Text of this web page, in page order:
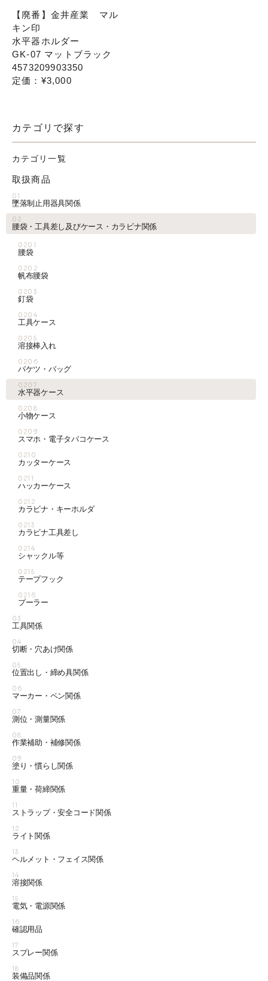
【廃番】金井産業 マル
キン印
水平器ホルダー
GK-07 マットブラック
4573209903350
定価：¥3,000
カテゴリで探す
カテゴリ一覧
取扱商品
01
墜落制止用器具関係
02
腰袋・工具差し及びケース・カラビナ関係
0201
腰袋
0202
帆布腰袋
0203
釘袋
0204
工具ケース
0205
溶接棒入れ
0206
バケツ・バッグ
0207
水平器ケース
0208
小物ケース
0209
スマホ・電子タバコケース
0210
カッターケース
0211
ハッカーケース
0212
カラビナ・キーホルダ
0213
カラビナ工具差し
0214
シャックル等
0215
テープフック
0216
プーラー
03
工具関係
04
切断・穴あけ関係
05
位置出し・締め具関係
06
マーカー・ペン関係
07
測位・測量関係
08
作業補助・補修関係
09
塗り・慣らし関係
10
重量・荷締関係
11
ストラップ・安全コード関係
12
ライト関係
13
ヘルメット・フェイス関係
14
溶接関係
15
電気・電源関係
16
確認用品
17
スプレー関係
18
装備品関係